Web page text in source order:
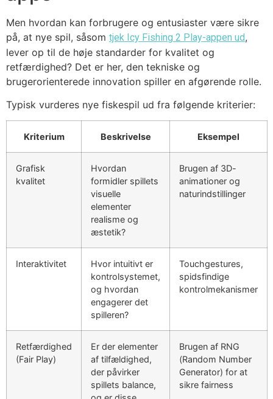
Men hvordan kan forbrugere og entusiaster være sikre
på, at nye spil, såsom tjek Icy Fishing 2 Play-appen ud,
lever op til de høje standarder for kvalitet og
retfærdighed? Det er her, den tekniske og
brugerorienterede innovation spiller en afgørende rolle.
Typisk vurderes nye fiskespil ud fra følgende kriterier:
Kriterium Beskrivelse Eksempel
Grafisk
kvalitet
Hvordan
formidler spillets
visuelle
elementer
realisme og
æstetik?
Brugen af 3D-
animationer og
naturindstillinger
Interaktivitet
Hvor intuitivt er
kontrolsystemet,
og hvordan
engagerer det
spilleren?
Touchgestures,
spidsfindige
kontrolmekanismer
Retfærdighed
(Fair Play)
Er der elementer
af tilfældighed,
der påvirker
spillets balance,
Brugen af RNG
(Random Number
Generator) for at
sikre fairness